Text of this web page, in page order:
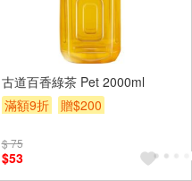
古道百香綠茶 Pet 2000ml
滿額9折
贈$200
$ 75
$53